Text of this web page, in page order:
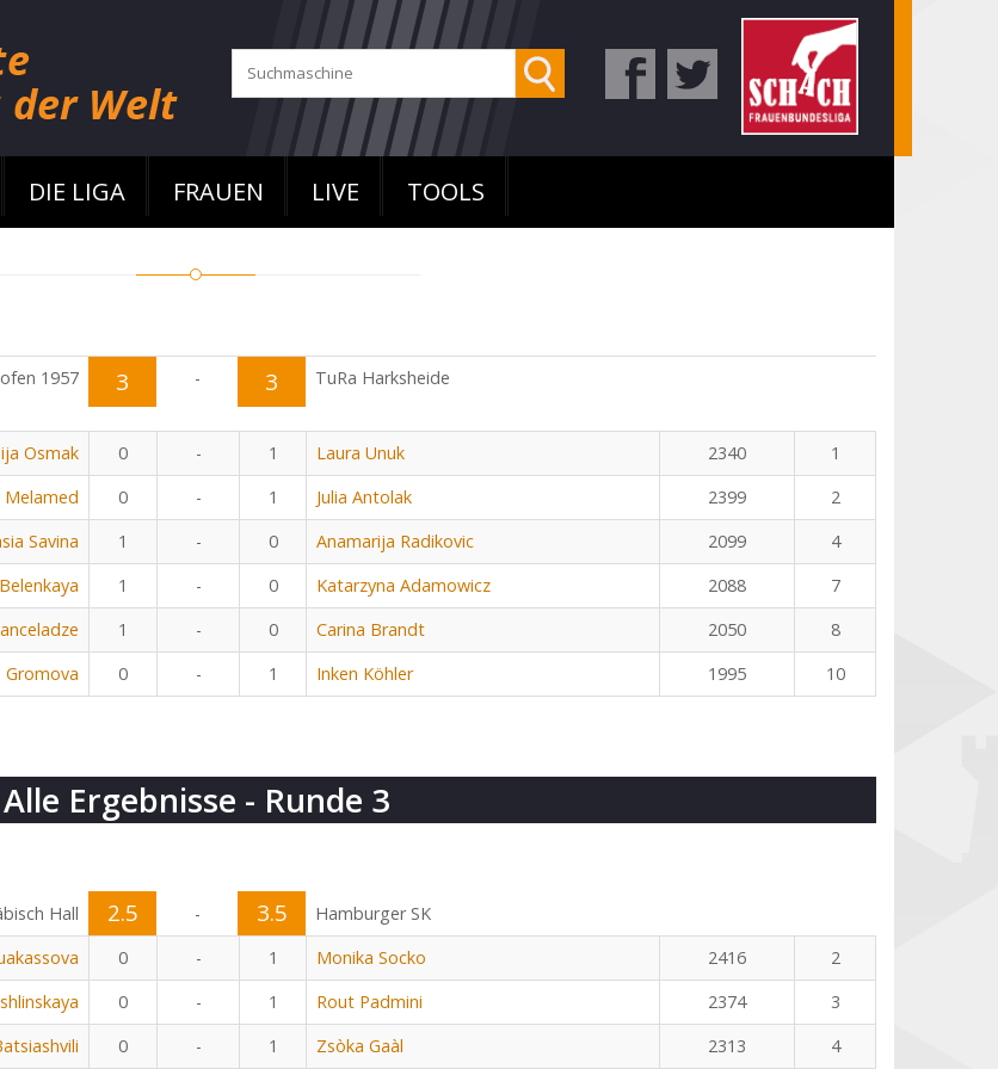
DIE LIGA FRAUEN LIVE TOOLS
1957 3 - 3 TuRa Harksheide
Osmak 0 - 1 Laura Unuk 2340
1
0 - 1 Julia Antolak 2399
2
Savina 1 - 0 Anamarija Radikovic 2099
4
1 - 0 Katarzyna Adamowicz 2088
7
1 - 0 Carina Brandt 2050
8
Gromova 0 - 1 Inken Köhler 1995 10
Alle Ergebnisse - Runde 3
Hall 2.5 - 3.5
Hamburger SK
0 - 1 Monika Socko 2416
2
0 - 1 Rout Padmini 2374
3
0 - 1 Zsòka Gaàl 2313
4